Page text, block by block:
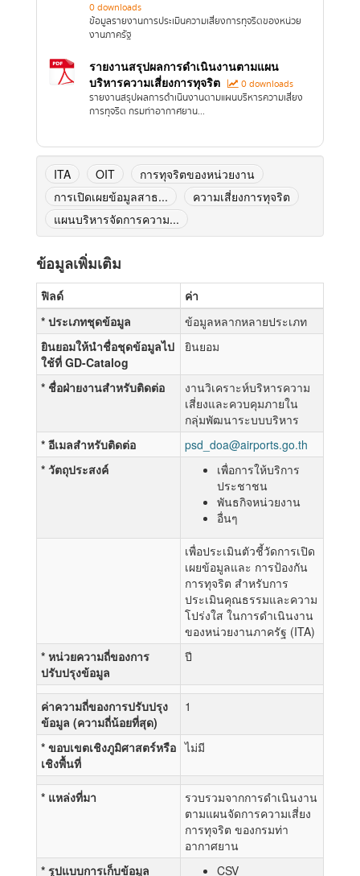
0 downloads
ข้อมูลรายงานการประเมินความเสี่ยงการทุจริตของหน่วย
งานภาครัฐ
รายงานสรุปผลการดำเนินงานตามแผน
บริหารความเสี่ยงการทุจริต
0 downloads
รายงานสรุปผลการดำเนินงานตามแผนบริหารความเสี่ยง
การทุจริต กรมท่าอากาศยาน...
ITA OIT
การทุจริตของหน่วยงาน
การเปิดเผยข้อมูลสาธ...
ความเสี่ยงการทุจริต
แผนบริหารจัดการความ...
ข้อมูลเพิ่มเติม
ฟิลด์
ค่า
* ประเภทชุดข้อมูล
ข้อมูลหลากหลายประเภท
ยินยอมให้นำชื่อชุดข้อมูลไป
ใช้ที่ GD-Catalog
ยินยอม
* ชื่อฝ่ายงานสำหรับติดต่อ
งานวิเคราะห์บริหารความ
เสี่ยงและควบคุมภายใน
กลุ่มพัฒนาระบบบริหาร
* อีเมลสำหรับติดต่อ
psd_doa@airports.go.th
* วัตถุประสงค์
เพื่อการให้บริการ
ประชาชน
พันธกิจหน่วยงาน
อื่นๆ
เพื่อประเมินตัวชี้วัดการเปิด
เผยข้อมูลและ การป้องกัน
การทุจริต สำหรับการ
ประเมินคุณธรรมและความ
โปร่งใส ในการดำเนินงาน
ของหน่วยงานภาครัฐ (ITA)
* หน่วยความถี่ของการ
ปรับปรุงข้อมูล
ปี
ค่าความถี่ของการปรับปรุง
ข้อมูล (ความถี่น้อยที่สุด)
1
* ขอบเขตเชิงภูมิศาสตร์หรือ
เชิงพื้นที่
ไม่มี
* แหล่งที่มา
รวบรวมจากการดำเนินงาน
ตามแผนจัดการความเสี่ยง
การทุจริต ของกรมท่า
อากาศยาน
* รูปแบบการเก็บข้อมูล
CSV